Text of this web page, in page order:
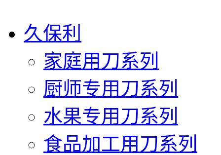
久保利
家庭用刀系列
厨师专用刀系列
水果专用刀系列
食品加工用刀系列